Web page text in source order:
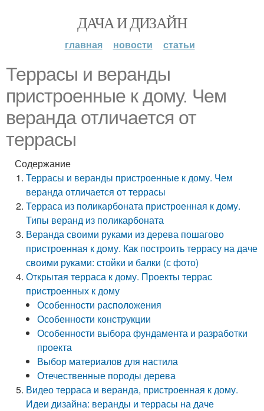
ДАЧА И ДИЗАЙН
главная новости статьи
Террасы и веранды
пристроенные к дому. Чем
веранда отличается от
террасы
Содержание
Террасы и веранды пристроенные к дому. Чем
веранда отличается от террасы
Терраса из поликарбоната пристроенная к дому.
Типы веранд из поликарбоната
Веранда своими руками из дерева пошагово
пристроенная к дому. Как построить террасу на даче
своими руками: стойки и балки (с фото)
Открытая терраса к дому. Проекты террас
пристроенных к дому
Особенности расположения
Особенности конструкции
Особенности выбора фундамента и разработки
проекта
Выбор материалов для настила
Отечественные породы дерева
Видео терраса и веранда, пристроенная к дому.
Идеи дизайна: веранды и террасы на даче